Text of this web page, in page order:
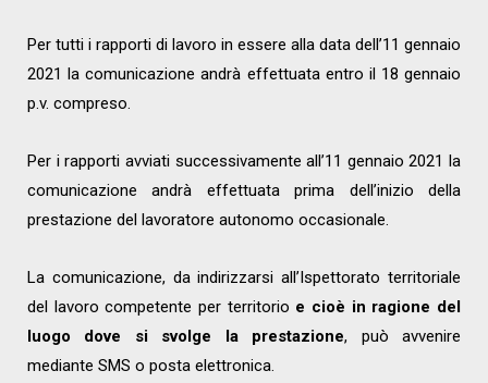
Per tutti i rapporti di lavoro in essere alla data dell’11 gennaio
2021 la comunicazione andrà effettuata entro il 18 gennaio
p.v. compreso.
Per i rapporti avviati successivamente all’11 gennaio 2021 la
comunicazione andrà effettuata prima dell’inizio della
prestazione del lavoratore autonomo occasionale.
La comunicazione, da indirizzarsi all’Ispettorato territoriale
del lavoro competente per territorio e cioè in ragione del
luogo dove si svolge la prestazione, può avvenire
mediante SMS o posta elettronica.